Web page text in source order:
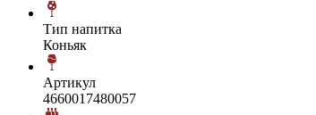
Тип напитка
Коньяк
Артикул
4660017480057